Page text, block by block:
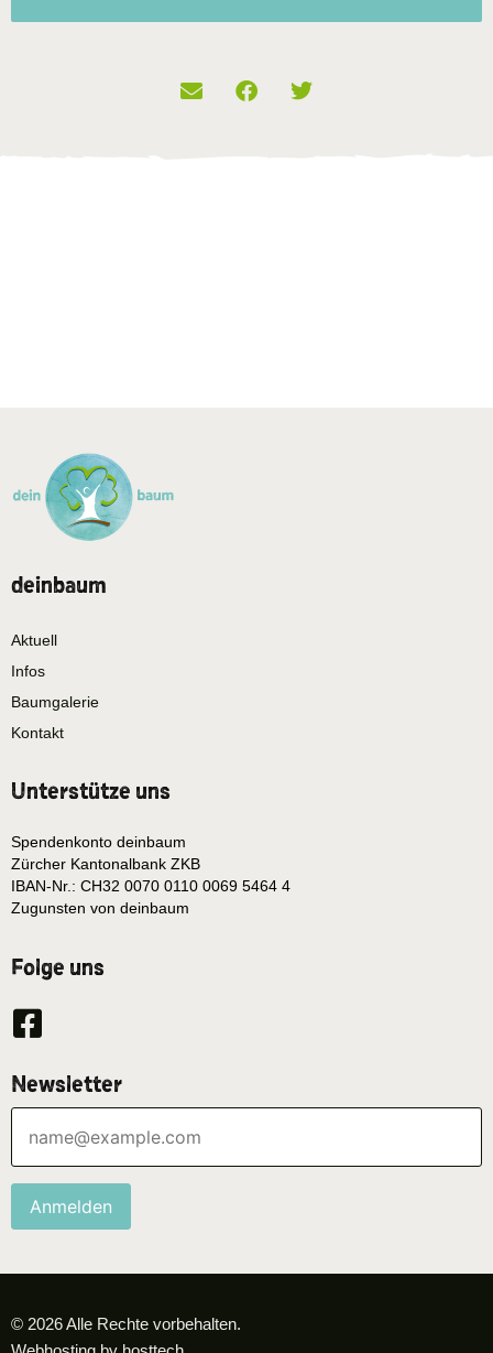
deinbaum
Aktuell
Infos
Baumgalerie
Kontakt
Unterstütze uns
Spendenkonto deinbaum
Zürcher Kantonalbank ZKB
IBAN-Nr.: CH32 0070 0110 0069 5464 4
Zugunsten von deinbaum
Folge uns
Newsletter
Anmelden
© 2026 Alle Rechte vorbehalten.